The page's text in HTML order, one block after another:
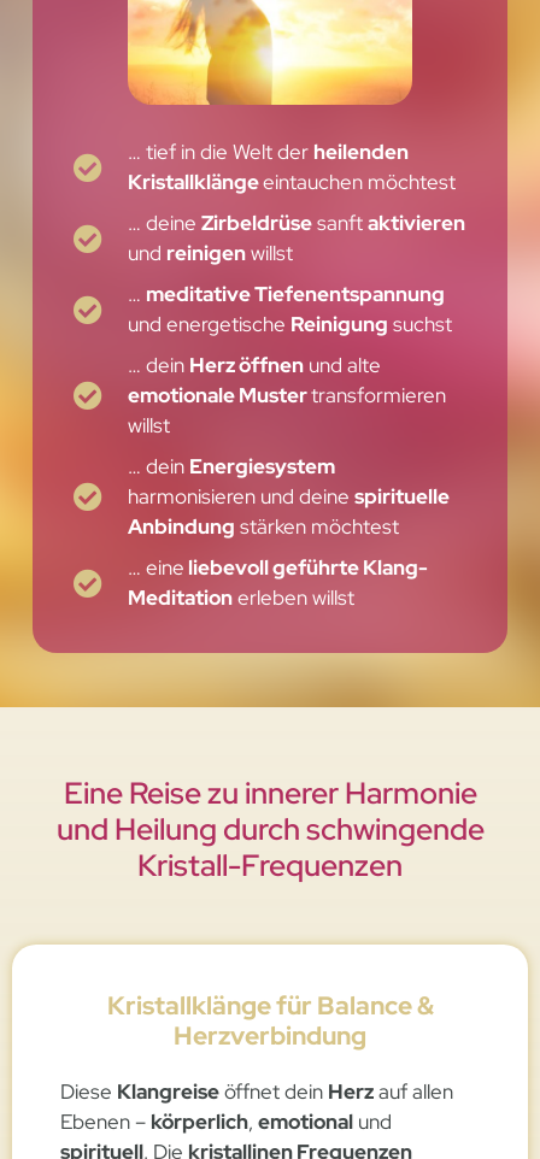
… tief in die Welt der heilenden
Kristallklängeeintauchen möchtest
… deine Zirbeldrüsesanftaktivieren
und reinigenwillst
… meditative Tiefenentspannung
und energetische Reinigung suchst
… dein Herz öffnenund alte
emotionale Mustertransformieren
willst
… dein Energiesystem
harmonisieren und deine spirituelle
Anbindung stärken möchtest
… eine liebevoll geführte Klang-
Meditationerleben willst
Eine Reise zu innerer Harmonie
und Heilung durch schwingende
Kristall-Frequenzen
Kristallklänge für Balance &
Herzverbindung
Diese Klangreiseöffnet dein Herzauf allen
Ebenen – körperlich, emotional und
spirituell. Die kristallinen Frequenzen